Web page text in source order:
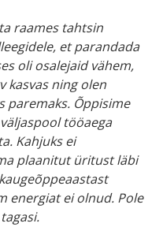
raames tahtsin
et parandada
oli osalejaid vähem,
kasvas ning olen
paremaks. Õppisime
tööaega
Kahjuks ei
plaanitut üritust läbi
energiat ei olnud. Pole